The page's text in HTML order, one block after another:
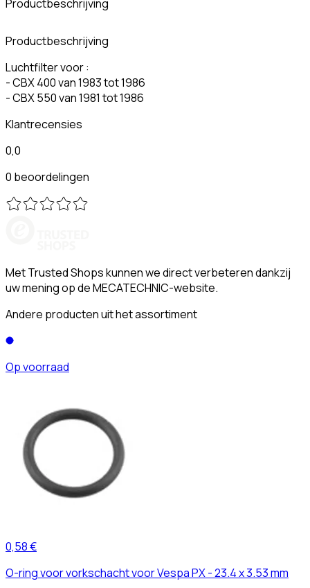
Productbeschrijving
Productbeschrijving
Luchtfilter voor :
- CBX 400 van 1983 tot 1986
- CBX 550 van 1981 tot 1986
Klantrecensies
0,0
0 beoordelingen
Met Trusted Shops kunnen we direct verbeteren dankzij
uw mening op de MECATECHNIC-website.
Andere producten uit het assortiment
Op voorraad
0,58 €
O-ring voor vorkschacht voor Vespa PX - 23.4 x 3.53 mm